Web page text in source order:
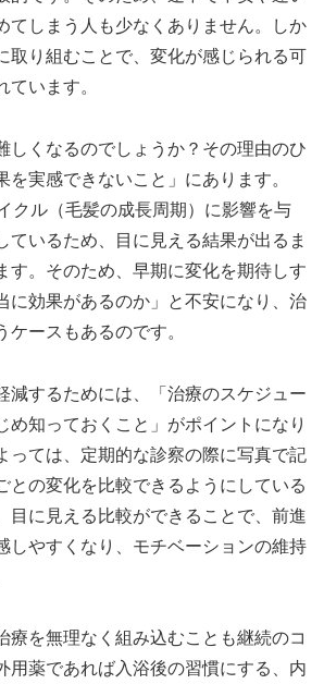
てしまう人も少なくありません。しか
取り組むことで、変化が感じられる可
ています。
しくなるのでしょうか？その理由のひ
を実感できないこと」にあります。
クル（毛髪の成長周期）に影響を与
ているため、目に見える結果が出るま
す。そのため、早期に変化を期待しす
に効果があるのか」と不安になり、治
ケースもあるのです。
減するためには、「治療のスケジュー
め知っておくこと」がポイントになり
っては、定期的な診察の際に写真で記
との変化を比較できるようにしている
目に見える比較ができることで、前進
しやすくなり、モチベーションの維持
療を無理なく組み込むことも継続のコ
用薬であれば入浴後の習慣にする、内